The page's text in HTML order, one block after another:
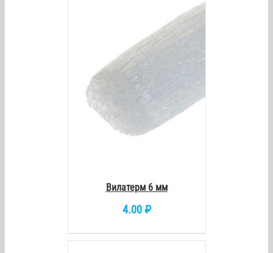
Вилатерм 6 мм
4.00 ₽